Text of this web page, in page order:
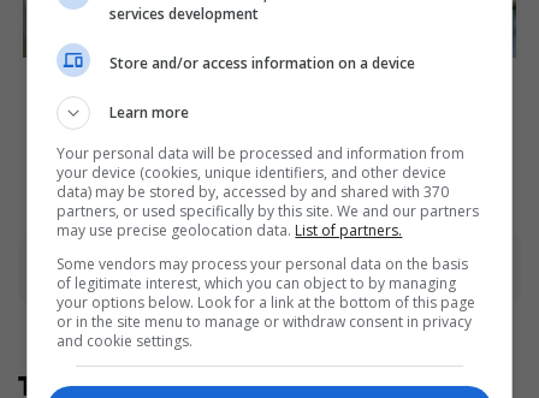
She Spent A Fortune To
It Might Be Quentin
Advertisement
Të tjera nga rubrika
services development
Store and/or access information on a device
Learn more
Your personal data will be processed and information from
your device (cookies, unique identifiers, and other device
data) may be stored by, accessed by and shared with 370
partners, or used specifically by this site. We and our partners
may use precise geolocation data. List of partners.
Some vendors may process your personal data on the basis
of legitimate interest, which you can object to by managing
your options below. Look for a link at the bottom of this page
or in the site menu to manage or withdraw consent in privacy
and cookie settings.